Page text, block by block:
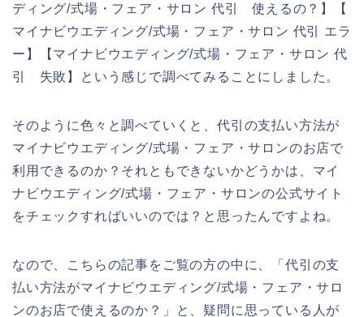
ディング/式場・フェア・サロン 代引 使えるの？】【
マイナビウエディング/式場・フェア・サロン 代引 エラ
ー】【マイナビウエディング/式場・フェア・サロン 代
引 失敗】という感じで調べてみることにしました。
そのように色々と調べていくと、代引の支払い方法が
マイナビウエディング/式場・フェア・サロンのお店で
利用できるのか？それともできないかどうかは、マイ
ナビウエディング/式場・フェア・サロンの公式サイト
をチェックすればいいのでは？と思ったんですよね。
なので、こちらの記事をご覧の方の中に、「代引の支
払い方法がマイナビウエディング/式場・フェア・サロ
ンのお店で使えるのか？」と、疑問に思っている人が